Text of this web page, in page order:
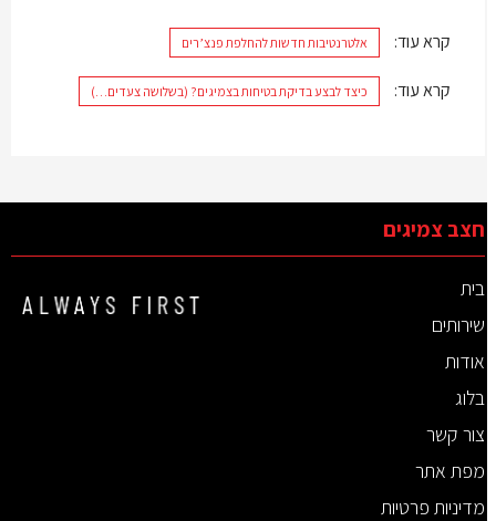
קרא עוד: אלטרנטיבות חדשות להחלפת פנצ’רים
קרא עוד: כיצד לבצע בדיקת בטיחות בצמיגים? (בשלושה צעדים…)
חצב צמיגים
בית
שירותים
אודות
בלוג
צור קשר
מפת אתר
מדיניות פרטיות